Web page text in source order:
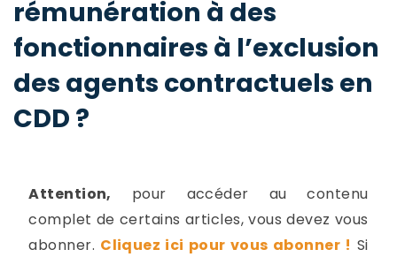
rémunération à des
fonctionnaires à l’exclusion
des agents contractuels en
CDD ?
Attention, pour accéder au contenu
complet de certains articles, vous devez vous
abonner. Cliquez ici pour vous abonner ! Si